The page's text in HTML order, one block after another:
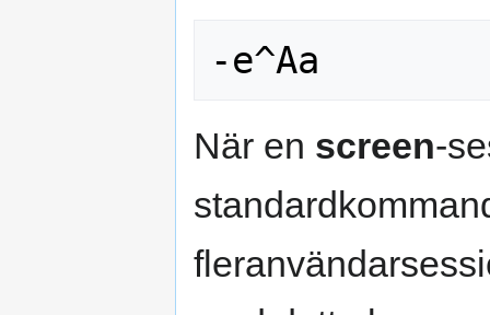
När en screen-